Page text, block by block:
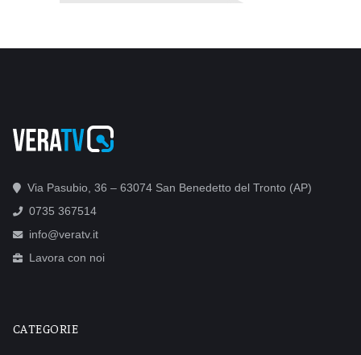
Via Pasubio, 36 – 63074 San Benedetto del Tronto (AP)
0735 367514
info@veratv.it
Lavora con noi
CATEGORIE